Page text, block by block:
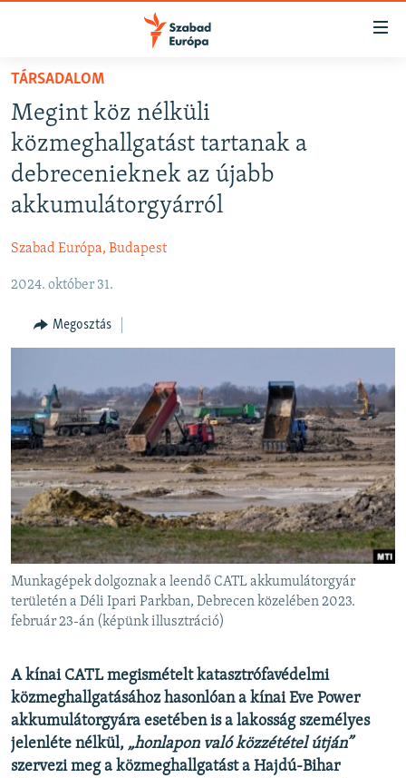
Akadálymentes
Ugrás
fő
oldalra
Ugrás
tartalomjegyzékre
keresésre
NAPIRENDEN
AKTUÁLIS
PODCASTOK
VIDEÓK
SZABADON
TÁRSADALOM
A PÉNZ NYOMÁBAN
EURÓPAI UNIÓ
VILÁG
KLÍMAVÁLTOZÁS
A MÚLT TANULSÁGAI
TÁRSADALOM
Megint köz nélküli
közmeghallgatást tartanak a
debrecenieknek az újabb
akkumulátorgyárról
Szabad Európa, Budapest
2024. október 31.
Megosztás
Munkagépek dolgoznak a leendő CATL akkumulátorgyár
területén a Déli Ipari Parkban, Debrecen közelében 2023.
február 23-án (képünk illusztráció)
A kínai CATL megismételt katasztrófavédelmi
közmeghallgatásához hasonlóan a kínai Eve Power
akkumulátorgyára esetében is a lakosság személyes
jelenléte nélkül, „honlapon való közzététel útján”
szervezi meg a közmeghallgatást a Hajdú-Bihar
FELIRATKOZÁS
Spotify